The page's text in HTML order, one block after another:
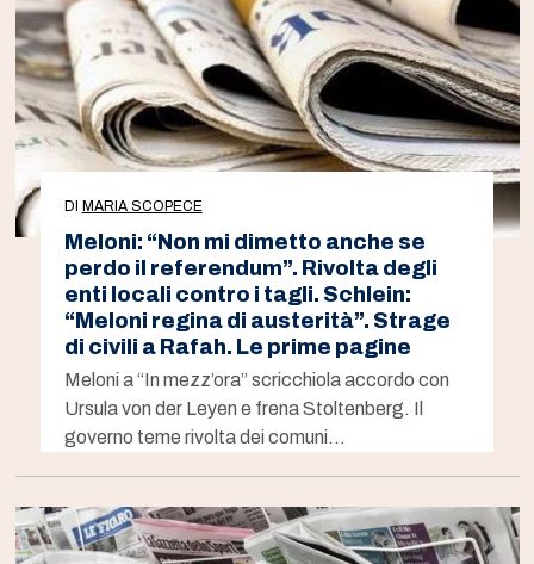
DI MARIA SCOPECE
Meloni: “Non mi dimetto anche se
perdo il referendum”. Rivolta degli
enti locali contro i tagli. Schlein:
“Meloni regina di austerità”. Strage
di civili a Rafah. Le prime pagine
Meloni a “In mezz’ora” scricchiola accordo con
Ursula von der Leyen e frena Stoltenberg. Il
governo teme rivolta dei comuni…